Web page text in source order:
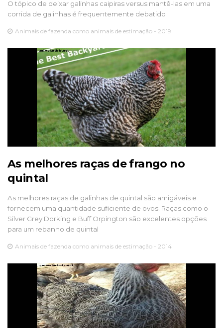
O tópico de deixar galinhas caipiras versus mantê-las em uma
corrida de galinhas é frequentemente debatido
Animais de fazenda como animais de estimação - 2019
As melhores raças de frango no
quintal
As melhores raças de galinhas de quintal são amigáveis ​​e
fornecem uma quantidade suficiente de ovos. Raças como o
Silver Grey Dorking e Buff Orpington são excelentes opções
para um rebanho de quintal
Animais de fazenda como animais de estimação - 2014